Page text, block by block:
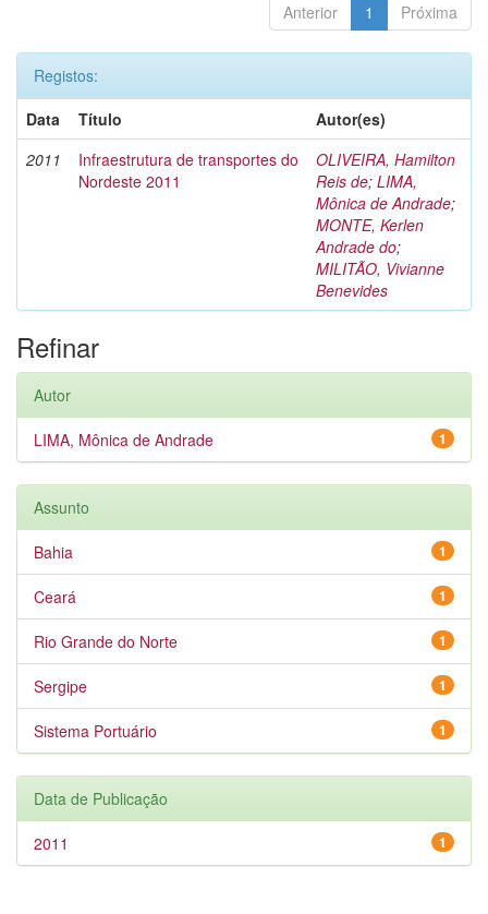
Anterior 1 Próxima
Registos:
Data
Título
Autor(es)
2011
Infraestrutura de transportes do
Nordeste 2011
OLIVEIRA, Hamilton
Reis de; LIMA,
Mônica de Andrade;
MONTE, Kerlen
Andrade do;
MILITÃO, Vivianne
Benevides
Refinar
Autor
1
LIMA, Mônica de Andrade
Assunto
1
Bahia
1
Ceará
1
Rio Grande do Norte
1
Sergipe
1
Sistema Portuário
Data de Publicação
1
2011